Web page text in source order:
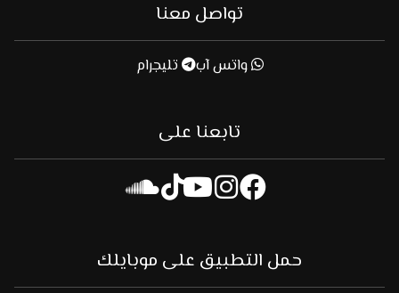
تواصل معنا
واتس آب تليجرام
تابعنا على
حمل التطبيق على موبايلك